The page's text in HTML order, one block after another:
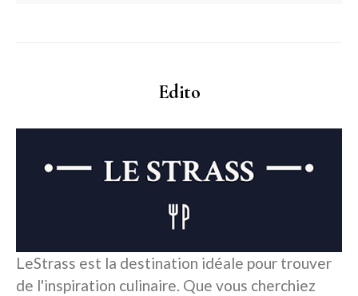
Edito
LeStrass est la destination idéale pour trouver
de l'inspiration culinaire. Que vous cherchiez